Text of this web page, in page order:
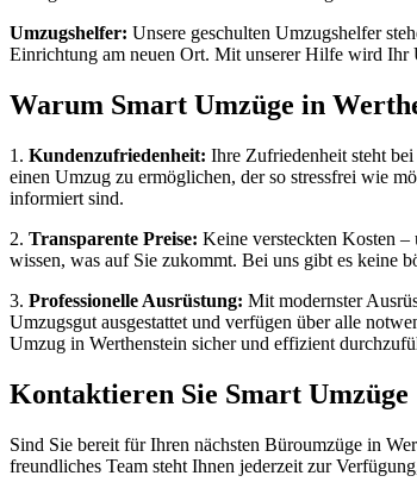
Umzugshelfer: Unsere geschulten Umzugshelfer
Einrichtung am neuen Ort. Mit unserer Hilfe wird Ihr
Warum Smart Umzüge in
1. Kundenzufriedenheit: Ihre Zufriedenheit steht
einen Umzug zu ermöglichen, der so stressfrei wie
informiert sind.
2. Transparente Preise: Keine versteckten Kosten –
wissen, was auf Sie zukommt. Bei uns gibt es keine
3. Professionelle Ausrüstung: Mit modernster
Umzugsgut ausgestattet und verfügen über alle
Umzug in Werthenstein sicher und effizient
Kontaktieren Sie Smart Umzüge
Sind Sie bereit für Ihren nächsten Büroumzüge in
freundliches Team steht Ihnen jederzeit zur